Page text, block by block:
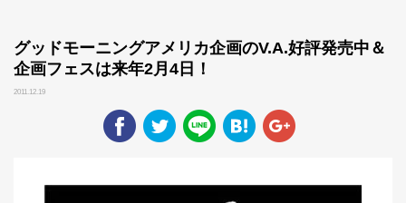
グッドモーニングアメリカ企画のV.A.好評発売中＆
企画フェスは来年2月4日！
2011.12.19